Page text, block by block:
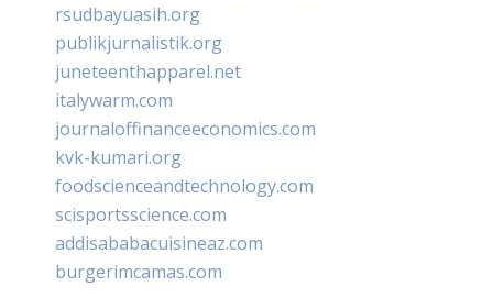
rsudbayuasih.org
publikjurnalistik.org
juneteenthapparel.net
italywarm.com
journaloffinanceeconomics.com
kvk-kumari.org
foodscienceandtechnology.com
scisportsscience.com
addisababacuisineaz.com
burgerimcamas.com